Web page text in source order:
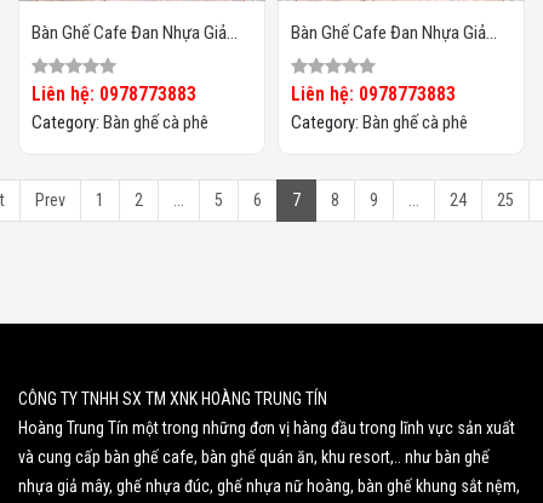
Bàn Ghế Cafe Đan Nhựa Giả
Mây HTT-066
Liên hệ: 0978773883
Category: Bàn ghế cà phê
Bàn Ghế Cafe Đan Nhựa Giả
Mây HTT-065
Liên hệ: 0978773883
Category: Bàn ghế cà phê
Prev 1 2 5 6 7 8 9 24 25
CÔNG TY TNHH SX TM XNK HOÀNG TRUNG TÍN
Hoàng Trung Tín một trong những đơn vị hàng đầu trong lĩnh vực sản xuất
và cung cấp bàn ghế cafe, bàn ghế quán ăn, khu resort,.. như bàn ghế
nhựa giả mây, ghế nhựa đúc, ghế nhựa nữ hoàng, bàn ghế khung sắt nệm,